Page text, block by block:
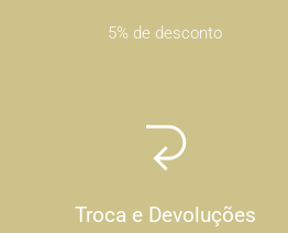
5% de desconto
Troca e Devoluções